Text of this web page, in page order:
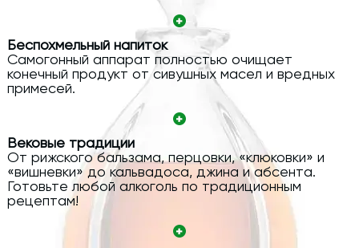
Беспохмельный напиток
Самогонный аппарат полностью очищает
конечный продукт от сивушных масел и вредных
примесей.
Вековые традиции
От рижского бальзама, перцовки, «клюковки» и
«вишневки» до кальвадоса, джина и абсента.
Готовьте любой алкоголь по традиционным
рецептам!